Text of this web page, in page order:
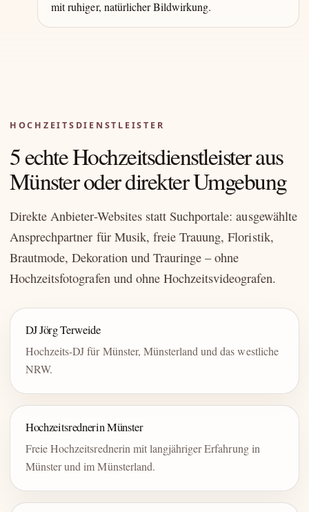
mit ruhiger, natürlicher Bildwirkung.
HOCHZEITSDIENSTLEISTER
5 echte Hochzeitsdienstleister aus
Münster oder direkter Umgebung
Direkte Anbieter-Websites statt Suchportale: ausgewählte
Ansprechpartner für Musik, freie Trauung, Floristik,
Brautmode, Dekoration und Trauringe – ohne
Hochzeitsfotografen und ohne Hochzeitsvideografen.
DJ Jörg Terweide
Hochzeits-DJ für Münster, Münsterland und das westliche
NRW.
Hochzeitsrednerin Münster
Freie Hochzeitsrednerin mit langjähriger Erfahrung in
Münster und im Münsterland.